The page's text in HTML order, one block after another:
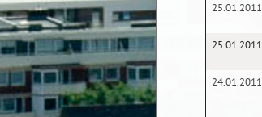
25.01.2011
25.01.2011
24.01.2011